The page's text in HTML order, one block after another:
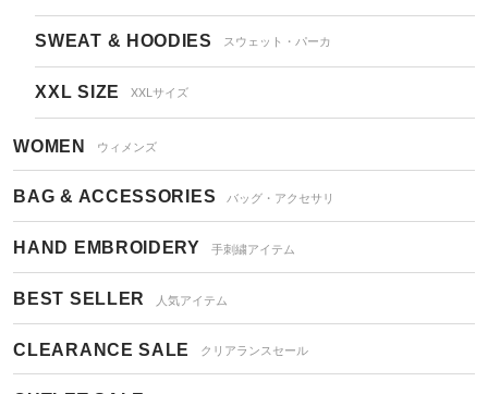
SWEAT & HOODIES スウェット・パーカ
XXL SIZE XXLサイズ
WOMEN ウィメンズ
BAG & ACCESSORIES バッグ・アクセサリ
HAND EMBROIDERY 手刺繍アイテム
BEST SELLER 人気アイテム
CLEARANCE SALE クリアランスセール